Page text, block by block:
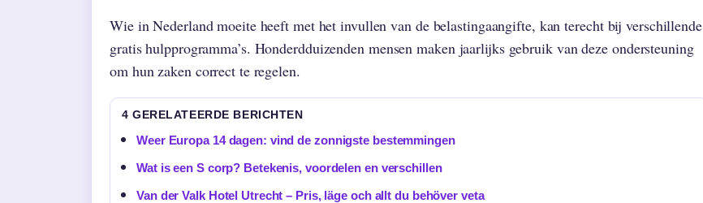
Wie in Nederland moeite heeft met het invullen van de belastingaangifte, kan terecht bij verschillende
gratis hulpprogramma’s. Honderdduizenden mensen maken jaarlijks gebruik van deze ondersteuning
om hun zaken correct te regelen.
4 GERELATEERDE BERICHTEN
Weer Europa 14 dagen: vind de zonnigste bestemmingen
Wat is een S corp? Betekenis, voordelen en verschillen
Van der Valk Hotel Utrecht – Pris, läge och allt du behöver veta